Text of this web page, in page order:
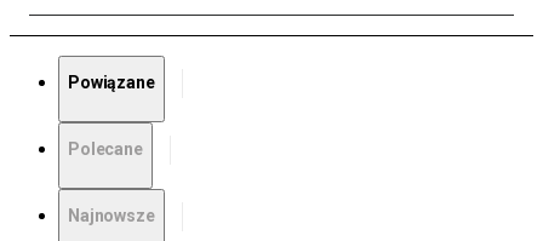
Powiązane
Polecane
Najnowsze